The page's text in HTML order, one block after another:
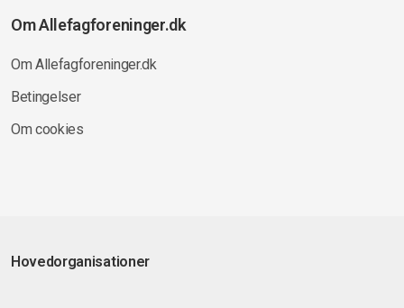
Om Allefagforeninger.dk
Om Allefagforeninger.dk
Betingelser
Om cookies
Hovedorganisationer